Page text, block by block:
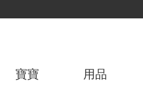
寶寶 用品